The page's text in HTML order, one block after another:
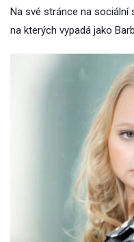
Na své stránce na sociální
na kterých vypadá jako